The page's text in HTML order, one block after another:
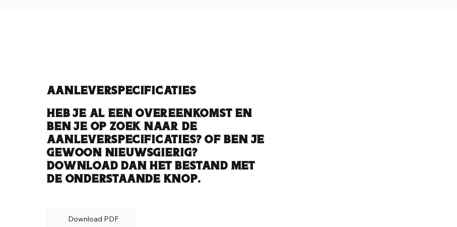
Aanleverspecificaties
Heb je al een overeenkomst en
ben je op zoek naar de
aanleverspecificaties? Of ben je
gewoon nieuwsgierig?
Download dan het bestand met
de onderstaande knop.
Download PDF